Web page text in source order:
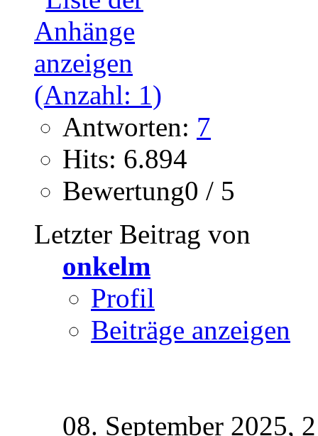
Antworten: 7
Hits: 6.894
Bewertung0 / 5
Letzter Beitrag von
onkelm
Profil
Beiträge anzeigen
08. September 2025,